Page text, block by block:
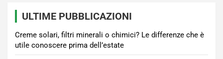
ULTIME PUBBLICAZIONI
Creme solari, filtri minerali o chimici? Le differenze che è
utile conoscere prima dell’estate